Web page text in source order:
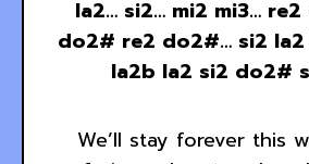
la2… si2… mi2 mi3…
do2# re2 do2#… si2 la2
la2b la2 si2 do2#
We’ll stay forever this